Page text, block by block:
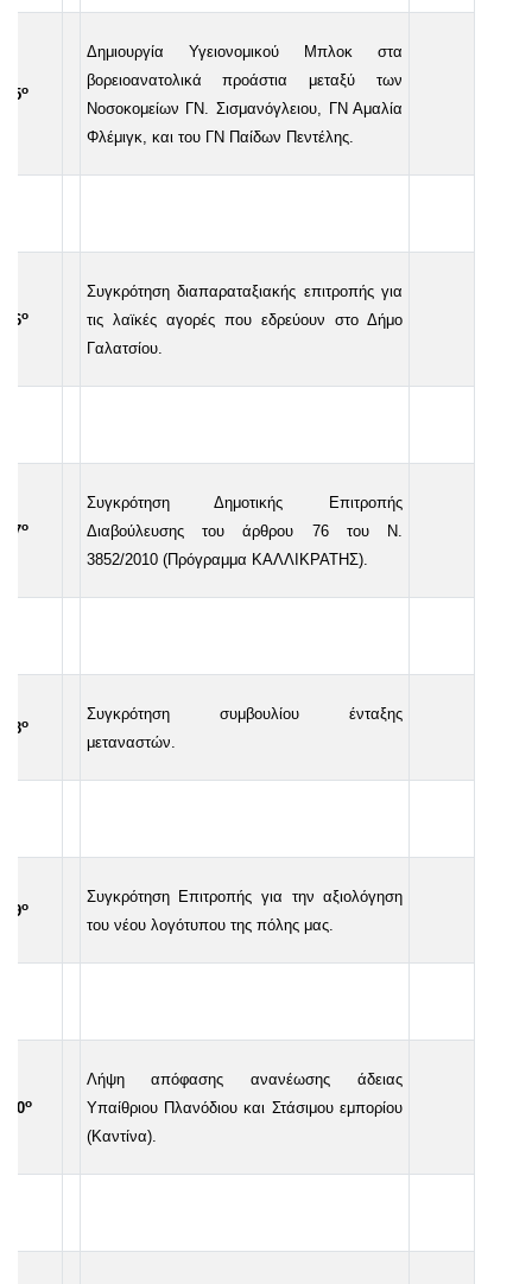
5ο
Δημιουργία Υγειονομικού Μπλοκ στα
βορειοανατολικά προάστια μεταξύ των
Νοσοκομείων ΓΝ. Σισμανόγλειου, ΓΝ Αμαλία
Φλέμιγκ, και του ΓΝ Παίδων Πεντέλης.
6ο
Συγκρότηση διαπαραταξιακής επιτροπής για
τις λαϊκές αγορές που εδρεύουν στο Δήμο
Γαλατσίου.
7o
Συγκρότηση Δημοτικής Επιτροπής
Διαβούλευσης του άρθρου 76 του Ν.
3852/2010 (Πρόγραμμα ΚΑΛΛΙΚΡΑΤΗΣ).
8ο
Συγκρότηση συμβουλίου ένταξης
μεταναστών.
9ο
Συγκρότηση Επιτροπής για την αξιολόγηση
του νέου λογότυπου της πόλης μας.
10ο
Λήψη απόφασης ανανέωσης άδειας
Υπαίθριου Πλανόδιου και Στάσιμου εμπορίου
(Καντίνα).